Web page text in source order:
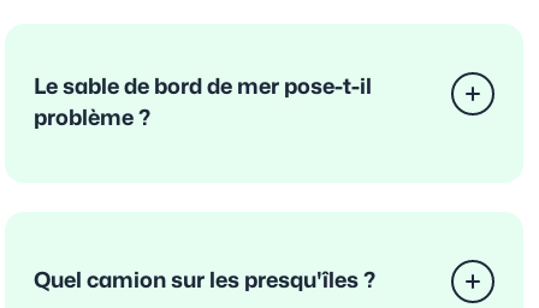
Le sable de bord de mer pose-t-il
problème ?
Quel camion sur les presqu'îles ?